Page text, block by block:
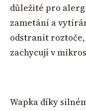
důležité pro
zametání a
odstranit
zachycují v
Wapka díky